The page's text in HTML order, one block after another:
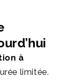
à
limitée.